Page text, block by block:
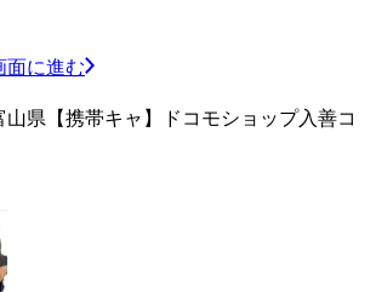
面に進む
県【携帯キャ】ドコモショップ入善コ